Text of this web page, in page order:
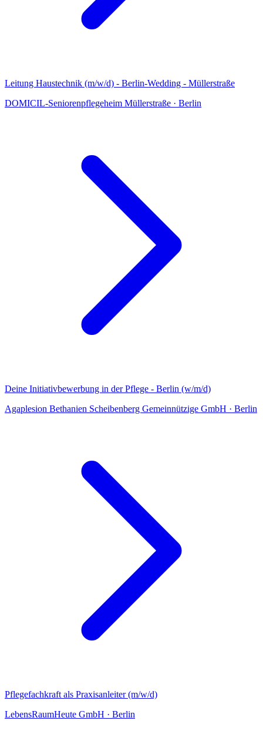
Leitung Haustechnik (m/w/d) - Berlin-Wedding - Müllerstraße
DOMICIL-Seniorenpflegeheim Müllerstraße · Berlin
Deine Initiativbewerbung in der Pflege - Berlin (w/m/d)
Agaplesion Bethanien Scheibenberg Gemeinnützige GmbH · Berlin
Pflegefachkraft als Praxisanleiter (m/w/d)
LebensRaumHeute GmbH · Berlin